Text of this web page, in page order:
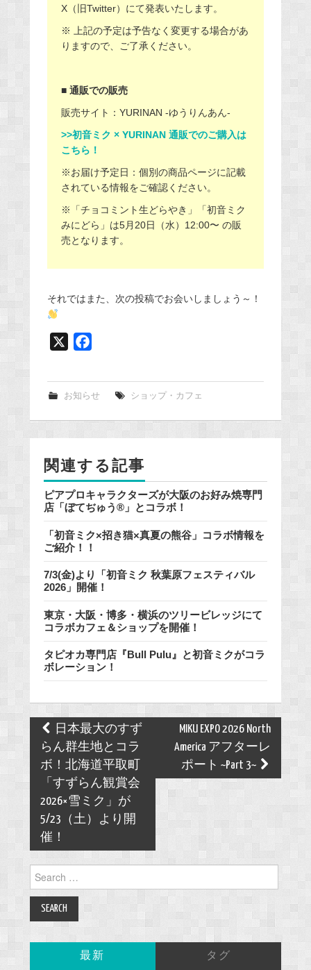
X（旧Twitter）にて発表いたします。
※ 上記の予定は予告なく変更する場合があ
りますので、ご了承ください。
■ 通販での販売
販売サイト：YURINAN -ゆうりんあん-
>>初音ミク × YURINAN 通販でのご購入は
こちら！
※お届け予定日：個別の商品ページに記載
されている情報をご確認ください。
※「チョコミント生どらやき」「初音ミク
みにどら」は5月20日（水）12:00〜 の販
売となります。
それではまた、次の投稿でお会いしましょう～！
e
k
お知らせ ショップ・カフェ
関連する記事
ピアプロキャラクターズが大阪のお好み焼専門
店「ぼてぢゅう®」とコラボ！
「初音ミク×招き猫×真夏の熊谷」コラボ情報を
ご紹介！！
7/3(金)より「初音ミク 秋葉原フェスティバル
2026」開催！
東京・大阪・博多・横浜のツリービレッジにて
コラボカフェ＆ショップを開催！
タピオカ専門店『Bull Pulu』と初音ミクがコラ
ボレーション！
Post
navigation
日本最大のすず
らん群生地とコラ
ボ！北海道平取町
「すずらん観賞会
2026×雪ミク」が
5/23（土）より開
催！
MIKU EXPO 2026 North
America アフターレ
ポート ~Part 3~
for:
最新 タグ